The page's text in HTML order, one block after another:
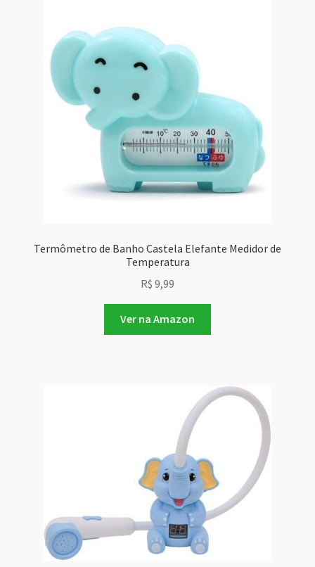
Termômetro de Banho Castela Elefante Medidor de
Temperatura
R$ 9,99
Ver na Amazon